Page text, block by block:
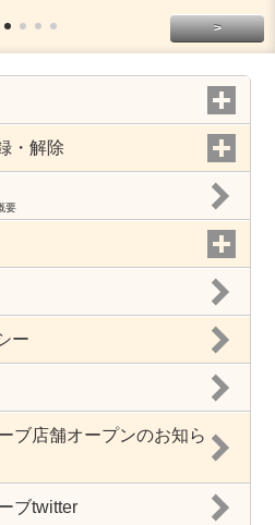
>
・解除
要
ー
ブ店舗オープンのお知ら
ブtwitter